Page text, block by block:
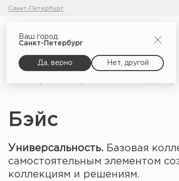
Санкт-Петербург
Ваш город:
Санкт-Петербург
Да, верно Нет, другой
Бэйс
Универсальность. Базовая
самостоятельным элементом
коллекциям и решениям.